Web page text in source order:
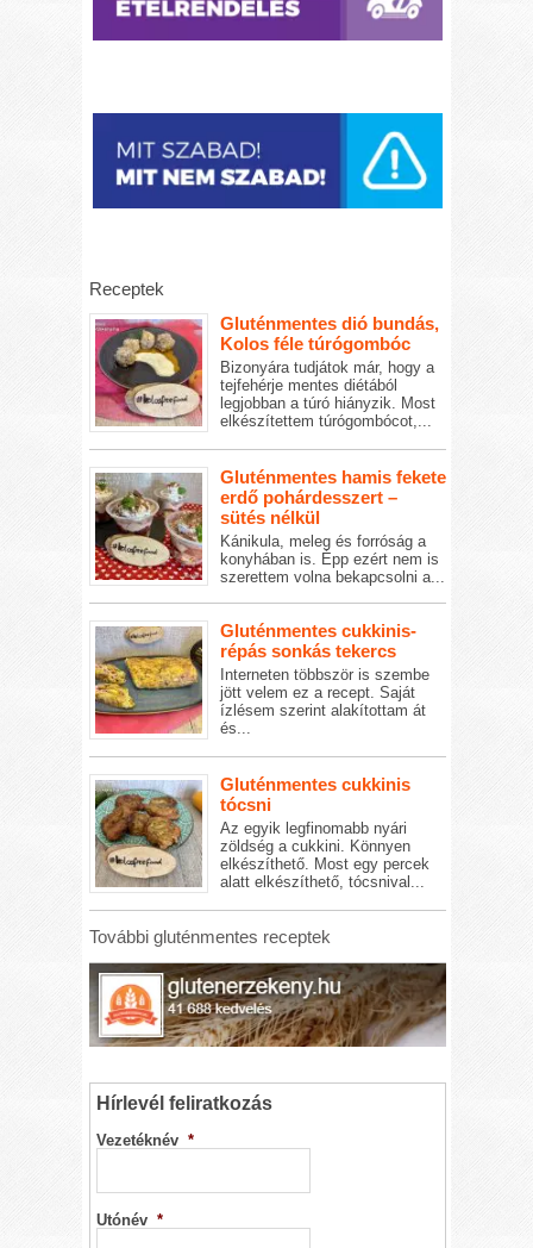
Receptek
Gluténmentes dió bundás,
Kolos féle túrógombóc
Bizonyára tudjátok már, hogy a
tejfehérje mentes diétából
legjobban a túró hiányzik. Most
elkészítettem túrógombócot,...
Gluténmentes hamis fekete
erdő pohárdesszert –
sütés nélkül
Kánikula, meleg és forróság a
konyhában is. Épp ezért nem is
szerettem volna bekapcsolni a...
Gluténmentes cukkinis-
répás sonkás tekercs
Interneten többször is szembe
jött velem ez a recept. Saját
ízlésem szerint alakítottam át
és...
Gluténmentes cukkinis
tócsni
Az egyik legfinomabb nyári
zöldség a cukkini. Könnyen
elkészíthető. Most egy percek
alatt elkészíthető, tócsnival...
További gluténmentes receptek
Hírlevél feliratkozás
Vezetéknév *
Utónév *